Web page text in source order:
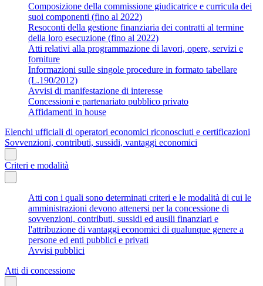
Composizione della commissione giudicatrice e curricula dei
suoi componenti (fino al 2022)
Resoconti della gestione finanziaria dei contratti al termine
della loro esecuzione (fino al 2022)
Atti relativi alla programmazione di lavori, opere, servizi e
forniture
Informazioni sulle singole procedure in formato tabellare
(L.190/2012)
Avvisi di manifestazione di interesse
Concessioni e partenariato pubblico privato
Affidamenti in house
Elenchi ufficiali di operatori economici riconosciuti e certificazioni
Sovvenzioni, contributi, sussidi, vantaggi economici
Criteri e modalità
Atti con i quali sono determinati criteri e le modalità di cui le
amministrazioni devono attenersi per la concessione di
sovvenzioni, contributi, sussidi ed ausili finanziari e
l'attribuzione di vantaggi economici di qualunque genere a
persone ed enti pubblici e privati
Avvisi pubblici
Atti di concessione